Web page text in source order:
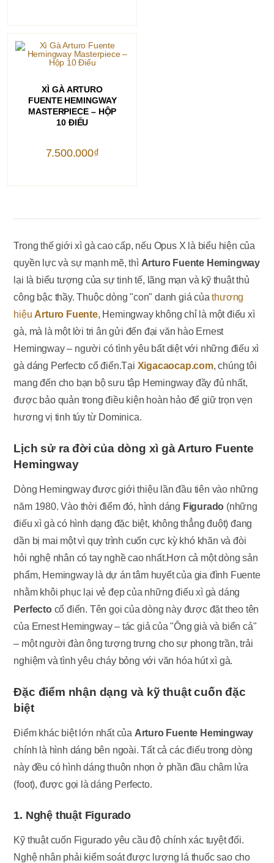
6.900.000₫.
THÊM VÀO GIỎ HÀNG
XÌ GÀ ARTURO
FUENTE HEMINGWAY
MASTERPIECE – HỘP
10 ĐIẾU
7.500.000₫
Trong thế giới xì gà cao cấp, nếu Opus X là biểu hiện của
quyền lực và sự mạnh mẽ, thì Arturo Fuente Hemingway
lại là biểu tượng của sự tinh tế, lãng mạn và kỹ thuật thủ
công bậc thầy. Thuộc dòng "con" danh giá củathương
hiệu Arturo Fuente, Hemingway không chỉ là một điếu xì
gà, mà là một lời tri ân gửi đến đại văn hào Ernest
Hemingway – người có tình yêu bất diệt với những điếu xì
gà dáng Perfecto cổ điển.Tại Xigacaocap.com, chúng tôi
mang đến cho bạn bộ sưu tập Hemingway đầy đủ nhất,
được bảo quản trong điều kiện hoàn hảo để giữ trọn vẹn
hương vị tinh túy từ Dominica.
Lịch sử ra đời của dòng xì gà Arturo Fuente
Hemingway
Dòng Hemingway được giới thiệu lần đầu tiên vào những
năm 1980. Vào thời điểm đó, hình dáng Figurado (những
điếu xì gà có hình dạng đặc biệt, không thẳng đuột) đang
dần bị mai một vì quy trình cuốn cực kỳ khó khăn và đòi
hỏi nghệ nhân có tay nghề cao nhất.Hơn cả một dòng sản
phẩm, Hemingway là dự án tâm huyết của gia đình Fuente
nhằm khôi phục lại vẻ đẹp của những điếu xì gà dáng
Perfectocổ điển. Tên gọi của dòng này được đặt theo tên
của Ernest Hemingway – tác giả của "Ông già và biển cả"
– một người đàn ông tượng trưng cho sự phong trần, trải
nghiệm và tình yêu cháy bỏng với văn hóa hút xì gà.
Đặc điểm nhận dạng và kỹ thuật cuốn đặc
biệt
Điểm khác biệt lớn nhất của Arturo Fuente Hemingway
chính là hình dáng bên ngoài. Tất cả các điếu trong dòng
này đều có hình dáng thuôn nhọn ở phần đầu châm lửa
(foot), được gọi là dáng Perfecto.
1. Nghệ thuật Figurado
Kỹ thuật cuốn Figurado yêu cầu độ chính xác tuyệt đối.
Nghệ nhân phải kiểm soát được lượng lá thuốc sao cho